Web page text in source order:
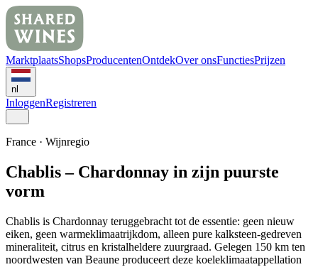
MarktplaatsShopsProducentenOntdekOver onsFunctiesPrijzen
nl
InloggenRegistreren
France · Wijnregio
Chablis – Chardonnay in zijn puurste
vorm
Chablis is Chardonnay teruggebracht tot de essentie: geen nieuw
eiken, geen warmeklimaatrijkdom, alleen pure kalksteen-gedreven
mineraliteit, citrus en kristalheldere zuurgraad. Gelegen 150 km ten
noordwesten van Beaune produceert deze koeleklimaatappellation